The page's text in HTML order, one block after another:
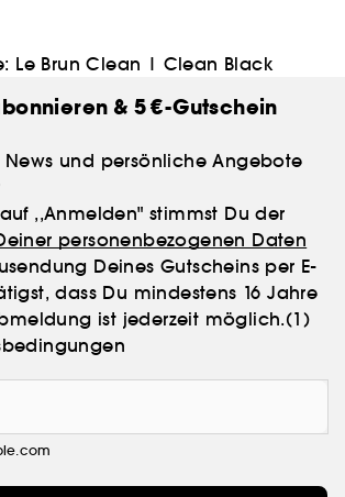
Le Brun Clean | Clean Black
& 5 €-Gutschein
News und persönliche Angebote
,,Anmelden" stimmst Du der
personenbezogenen Daten
Deines Gutscheins per E-
dass Du mindestens 16 Jahre
ist jederzeit möglich.(1)